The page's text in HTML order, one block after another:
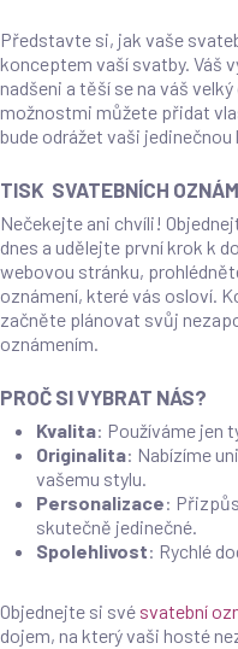
Představte si, jak vaše
konceptem vaší svatby. Váš
nadšeni a těší se na váš
možnostmi můžete přidat
bude odrážet vaši jedinečnou
TISK SVATEBNÍCH
Nečekejte ani chvíli!
dnes a udělejte první krok k
webovou stránku,
oznámení, které vás osloví.
začněte plánovat svůj
oznámením.
PROČ SI VYBRAT NÁS?
Kvalita: Používáme jen
Originalita: Nabízíme
vašemu stylu.
Personalizace:
skutečně jedinečné.
Spolehlivost: Rychlé
Objednejte si své svatební
dojem, na který vaši hosté